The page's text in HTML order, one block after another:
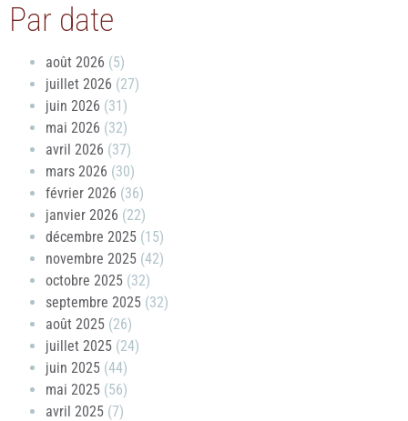
Par date
août 2026 (5)
juillet 2026 (27)
juin 2026 (31)
mai 2026 (32)
avril 2026 (37)
mars 2026 (30)
février 2026 (36)
janvier 2026 (22)
décembre 2025 (15)
novembre 2025 (42)
octobre 2025 (32)
septembre 2025 (32)
août 2025 (26)
juillet 2025 (24)
juin 2025 (44)
mai 2025 (56)
avril 2025 (7)